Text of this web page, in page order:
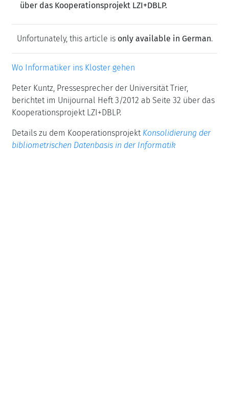
über das Kooperationsprojekt LZI+DBLP.
Unfortunately, this article is only available in German.
Wo Informatiker ins Kloster gehen
Peter Kuntz, Pressesprecher der Universität Trier,
berichtet im Unijournal Heft 3/2012 ab Seite 32 über das
Kooperationsprojekt LZI+DBLP.
Details zu dem Kooperationsprojekt Konsolidierung der
bibliometrischen Datenbasis in der Informatik